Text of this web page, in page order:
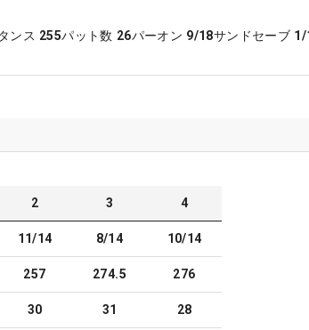
ンス 255パット数 26パーオン 9/18サンドセーブ 1/
2 3 4
11/14 8/14 10/14
257 274.5 276
30 31 28